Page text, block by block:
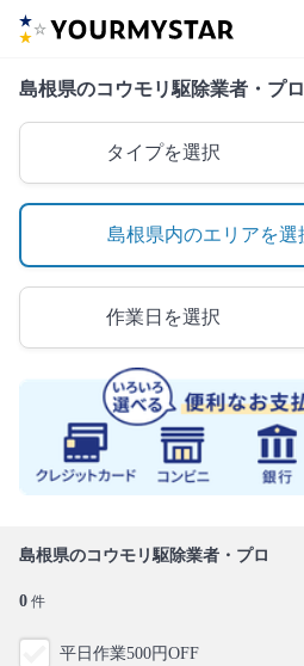
島根県のコウモリ駆除業者・プ
タイプを選択
島根県内のエリアを選
作業日を選択
島根県のコウモリ駆除業者・プロ
0 件
平日作業500円OFF